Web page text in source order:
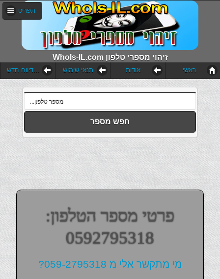
WhoIs-IL.com זיהוי מספרי טלפון
תפריט
הוסף דיווח חדש תנאי שימוש אודות ראשי
חפש מספר
פרטי מספר הטלפון:
0592795318
מי מתקשר אלי מ 059-2795318?